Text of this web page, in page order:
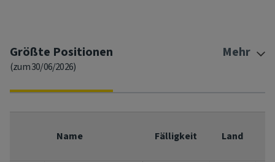
Größte Positionen
(zum 30/06/2026)
Mehr
Name Fälligkeit Land